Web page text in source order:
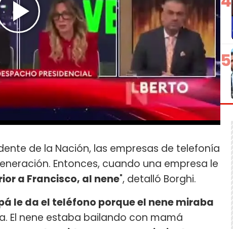
de la Nación, las empresas de telefonía
Entonces, cuando una empresa le
a Francisco, al nene", detalló Borghi.
le da el teléfono porque el nene miraba
El nene estaba bailando con mamá
5